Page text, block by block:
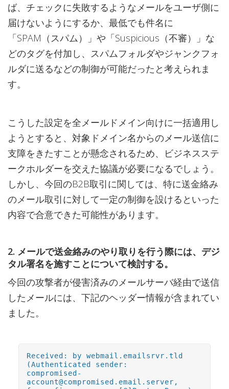
ば、チェックに失敗するようなメールをユーザ側に
届けないようにするか、最低でも件名に
「SPAM（スパム）」や「Suspicious（不審）」な
どのタグを付加し、スパムフォルダやジャンクフォ
ルダに送るなどの制御が可能だったと考えられま
す。
こうした設定を全メールドメイン向けに一括適用し
ようとすると、対象ドメイン名からのメール送信に
支障をきたすことが懸念されるため、ビジネスステ
ークホルダーを交えた協議が必要になるでしょう。
しかし、今回のB2B取引に関しては、特に送金絡み
のメール取引に対して一定の制御を設けるといった
内容で合意できた可能性があります。
2. メールで送金絡みのやり取りを行う際には、デジ
タル署名を施すことについて検討する。
今回の攻撃者が侵害済みのメールサーバ経由で送信
したメールには、下記のヘッダー情報が含まれてい
ました。
Received: by webmail.emailsrvr.tld
(Authenticated sender:
compromised-
account@compromised.email.server,